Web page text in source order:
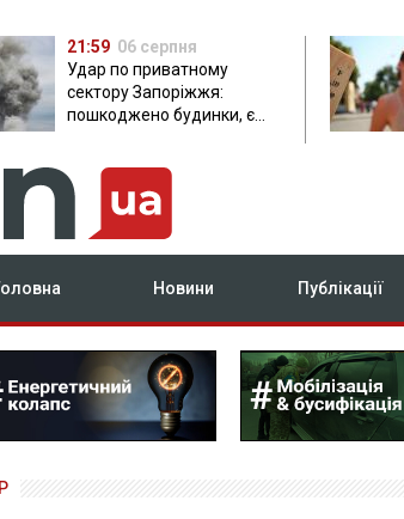
21:59 06 серпня
Удар по приватному
сектору Запоріжжя:
пошкоджено будинки, є
Новини Публікації